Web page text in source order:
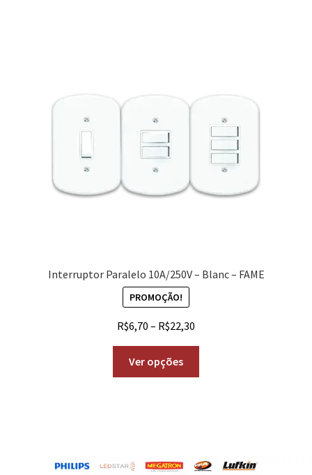
Interruptor Paralelo 10A/250V – Blanc – FAME
PROMOÇÃO!
R$6,70 – R$22,30
Ver opções